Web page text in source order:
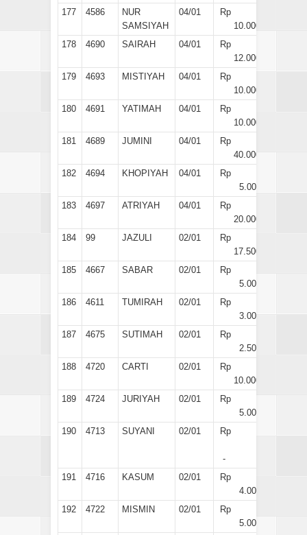
177 4586
NUR
SAMSIYAH
04/01
Rp
10.000
178
4690 SAIRAH 04/01
Rp
12.000
179
4693 MISTIYAH 04/01
Rp
10.000
180
4691 YATIMAH 04/01
Rp
10.000
181
4689 JUMINI 04/01
Rp
40.000
182
4694 KHOPIYAH 04/01
Rp
5.000
183
4697 ATRIYAH 04/01
Rp
20.000
184
99 JAZULI 02/01
Rp
17.500
185
4667 SABAR 02/01
Rp
5.000
186
4611 TUMIRAH 02/01
Rp
3.000
187
4675 SUTIMAH 02/01
Rp
2.500
188
4720 CARTI 02/01
Rp
10.000
189
4724 JURIYAH 02/01
Rp
5.000
190
4713 SUYANI 02/01 Rp
-
191
4716 KASUM 02/01
Rp
4.000
192
4722 MISMIN 02/01
Rp
5.000